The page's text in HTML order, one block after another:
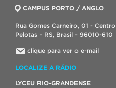
CAMPUS PORTO / ANGLO
Rua Gomes Carneiro, 01 - Centro
Pelotas - RS, Brasil - 96010-610
clique para ver o e-mail
LOCALIZE A RÁDIO
LYCEU RIO-GRANDENSE